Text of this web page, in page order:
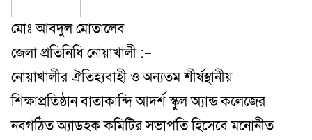
মোঃ আবদুল মোতালেব
জেলা প্রতিনিধি নোয়াখালী :–
নোয়াখালীর ঐতিহ্যবাহী ও অন্যতম শীর্ষস্থানীয়
শিক্ষাপ্রতিষ্ঠান বাতাকান্দি আদর্শ স্কুল অ্যান্ড কলেজের
নবগঠিত অ্যাডহক কমিটির সভাপতি হিসেবে মনোনীত